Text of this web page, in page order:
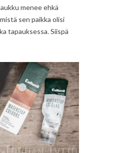
menee ehkä
sen paikka olisi
tapauksessa. Siispä